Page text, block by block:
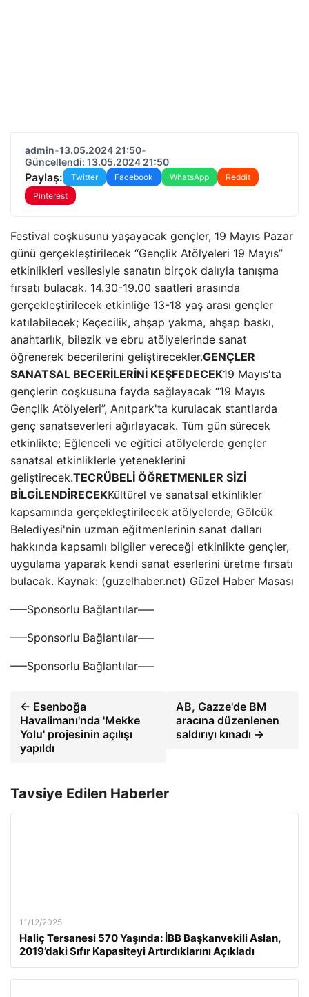
admin•13.05.2024 21:50•
Güncellendi: 13.05.2024 21:50
Paylaş: Twitter Facebook WhatsApp
Reddit
Pinterest
Festival coşkusunu yaşayacak gençler, 19 Mayıs Pazar
günü gerçekleştirilecek “Gençlik Atölyeleri 19 Mayıs”
etkinlikleri vesilesiyle sanatın birçok dalıyla tanışma
fırsatı bulacak. 14.30-19.00 saatleri arasında
gerçekleştirilecek etkinliğe 13-18 yaş arası gençler
katılabilecek; Keçecilik, ahşap yakma, ahşap baskı,
anahtarlık, bilezik ve ebru atölyelerinde sanat
öğrenerek becerilerini geliştirecekler.GENÇLER
SANATSAL BECERİLERİNİ KEŞFEDECEK19 Mayıs'ta
gençlerin coşkusuna fayda sağlayacak “19 Mayıs
Gençlik Atölyeleri”, Anıtpark'ta kurulacak stantlarda
genç sanatseverleri ağırlayacak. Tüm gün sürecek
etkinlikte; Eğlenceli ve eğitici atölyelerde gençler
sanatsal etkinliklerle yeteneklerini
geliştirecek.TECRÜBELİ ÖĞRETMENLER SİZİ
BİLGİLENDİRECEKKültürel ve sanatsal etkinlikler
kapsamında gerçekleştirilecek atölyelerde; Gölcük
Belediyesi'nin uzman eğitmenlerinin sanat dalları
hakkında kapsamlı bilgiler vereceği etkinlikte gençler,
uygulama yaparak kendi sanat eserlerini üretme fırsatı
bulacak. Kaynak: (guzelhaber.net) Güzel Haber Masası
—–Sponsorlu Bağlantılar—–
—–Sponsorlu Bağlantılar—–
—–Sponsorlu Bağlantılar—–
← Esenboğa
Havalimanı'nda 'Mekke
Yolu' projesinin açılışı
yapıldı
AB, Gazze'de BM
aracına düzenlenen
saldırıyı kınadı →
Tavsiye Edilen Haberler
11/12/2025
Haliç Tersanesi 570 Yaşında: İBB Başkanvekili Aslan,
2019’daki Sıfır Kapasiteyi Artırdıklarını Açıkladı